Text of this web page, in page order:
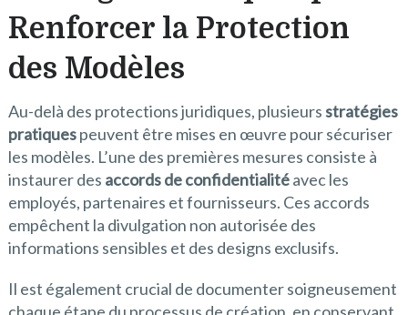
Renforcer la Protection
des Modèles
Au-delà des protections juridiques, plusieursstratégies
pratiquespeuvent être mises en œuvre pour sécuriser
les modèles. L’une des premières mesures consiste à
instaurer des accords de confidentialitéavec les
employés, partenaires et fournisseurs. Ces accords
empêchent la divulgation non autorisée des
informations sensibles et des designs exclusifs.
Il est également crucial de documenter soigneusement